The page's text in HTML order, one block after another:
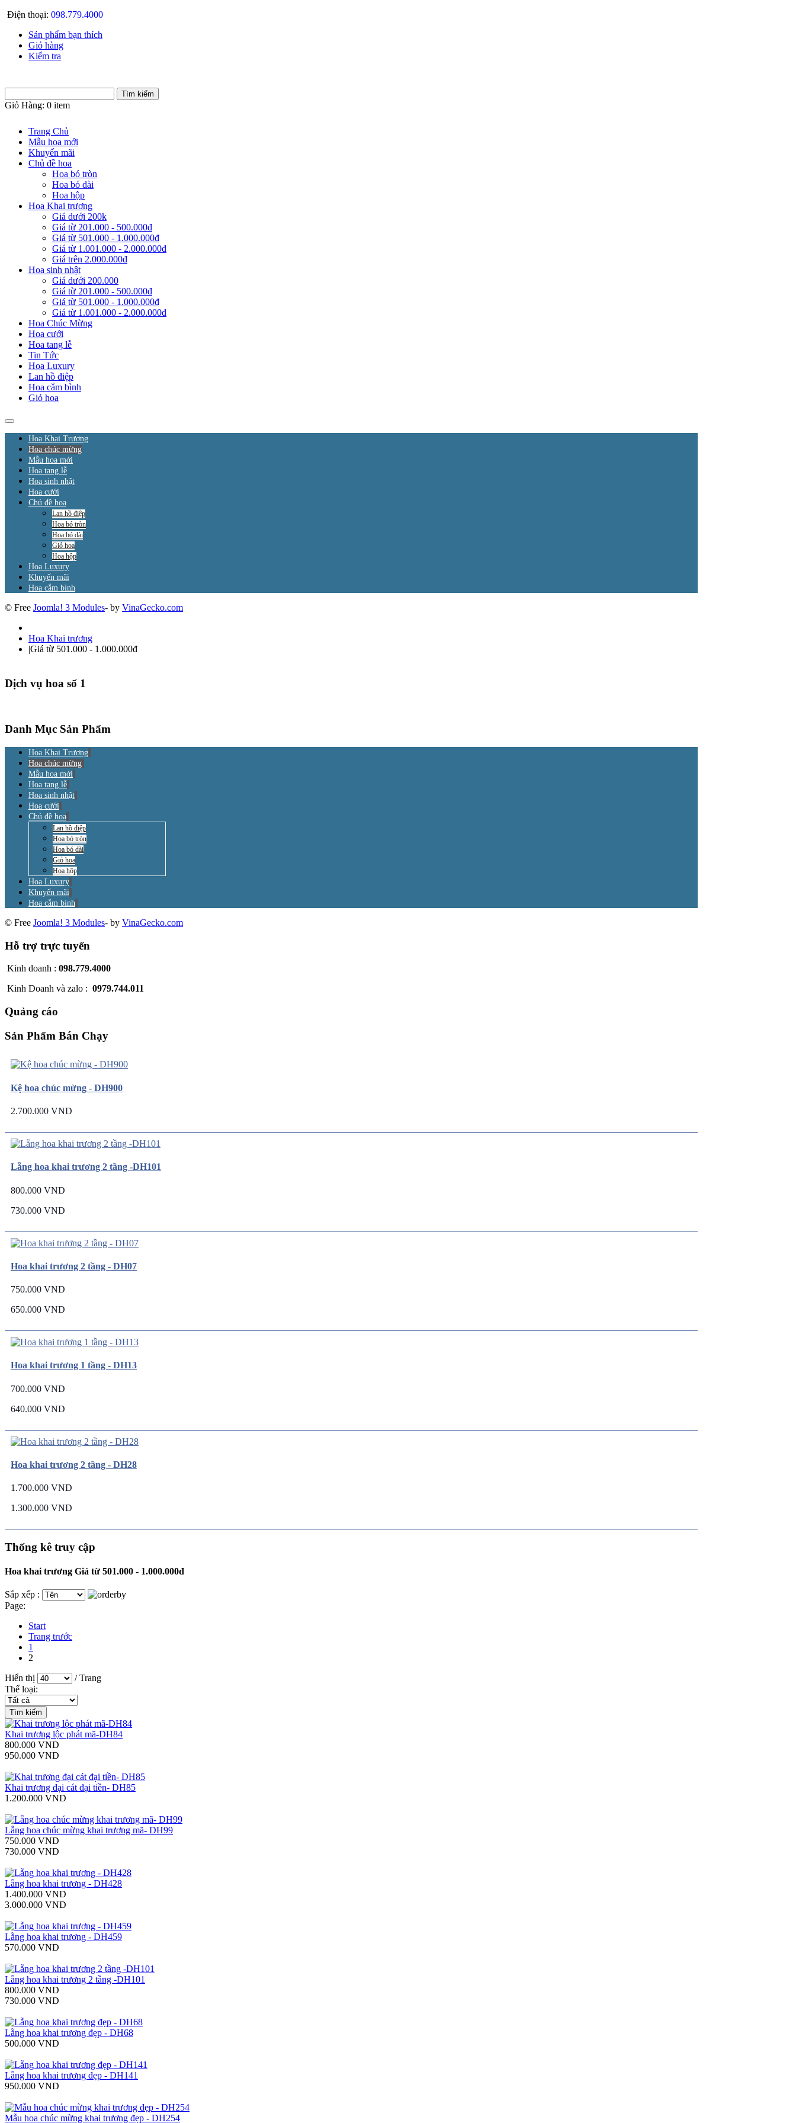
Điện thoại: 098.779.4000
Sản phẩm bạn thích
Giỏ hàng
Kiểm tra
Giỏ Hàng: 0 item
Trang Chủ
Mẫu hoa mới
Khuyến mãi
Chủ đề hoa
Hoa bó tròn
Hoa bó dài
Hoa hộp
Hoa Khai trương
Giá dưới 200k
Giá từ 201.000 - 500.000đ
Giá từ 501.000 - 1.000.000đ
Giá từ 1.001.000 - 2.000.000đ
Giá trên 2.000.000đ
Hoa sinh nhật
Giá dưới 200.000
Giá từ 201.000 - 500.000đ
Giá từ 501.000 - 1.000.000đ
Giá từ 1.001.000 - 2.000.000đ
Hoa Chúc Mừng
Hoa cưới
Hoa tang lễ
Tin Tức
Hoa Luxury
Lan hồ điệp
Hoa cắm bình
Giỏ hoa
Hoa Khai Trương
Hoa chúc mừng
Mẫu hoa mới
Hoa tang lễ
Hoa sinh nhật
Hoa cưới
Chủ đề hoa
Lan hồ điệp
Hoa bó tròn
Hoa bó dài
Giỏ hoa
Hoa hộp
Hoa Luxury
Khuyến mãi
Hoa cắm bình
© Free Joomla! 3 Modules- by VinaGecko.com
Hoa Khai trương
|Giá từ 501.000 - 1.000.000đ
Dịch vụ hoa số 1
Danh Mục Sản Phẩm
Hoa Khai Trương
Hoa chúc mừng
Mẫu hoa mới
Hoa tang lễ
Hoa sinh nhật
Hoa cưới
Chủ đề hoa
Lan hồ điệp
Hoa bó tròn
Hoa bó dài
Giỏ hoa
Hoa hộp
Hoa Luxury
Khuyến mãi
Hoa cắm bình
© Free Joomla! 3 Modules- by VinaGecko.com
Hỗ trợ trực tuyến
Kinh doanh : 098.779.4000
Kinh Doanh và zalo : 0979.744.011
Quảng cáo
Sản Phẩm Bán Chạy
Kệ hoa chúc mừng - DH900
2.700.000 VND
Lẵng hoa khai trương 2 tầng -DH101
800.000 VND
730.000 VND
Hoa khai trương 2 tầng - DH07
750.000 VND
650.000 VND
Hoa khai trương 1 tầng - DH13
700.000 VND
640.000 VND
Hoa khai trương 2 tầng - DH28
1.700.000 VND
1.300.000 VND
Thống kê truy cập
Hoa khai trương Giá từ 501.000 - 1.000.000đ
Sắp xếp :
Page:
Start
Trang trước
1
2
Hiển thị
/ Trang
Thể loại:
Khai trương lộc phát mã-DH84
800.000 VND
950.000 VND
Khai trương đại cát đại tiền- DH85
1.200.000 VND
Lẵng hoa chúc mừng khai trương mã- DH99
750.000 VND
730.000 VND
Lẵng hoa khai trương - DH428
1.400.000 VND
3.000.000 VND
Lẵng hoa khai trương - DH459
570.000 VND
Lẵng hoa khai trương 2 tầng -DH101
800.000 VND
730.000 VND
Lẵng hoa khai trương đẹp - DH68
500.000 VND
Lẵng hoa khai trương đẹp - DH141
950.000 VND
Mẫu hoa chúc mừng khai trương đẹp - DH254